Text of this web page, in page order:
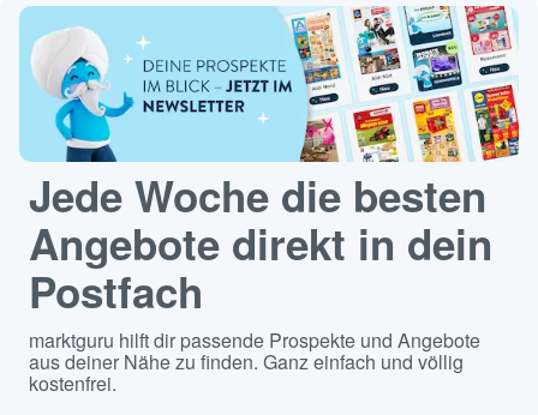
Jede Woche die besten
Angebote direkt in dein
Postfach
marktguru hilft dir passende Prospekte und Angebote
aus deiner Nähe zu finden. Ganz einfach und völlig
kostenfrei.